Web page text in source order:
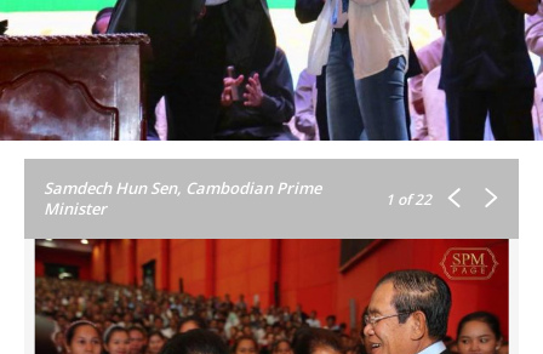
Samdech Hun Sen, Cambodian Prime
Minister
1 of 22